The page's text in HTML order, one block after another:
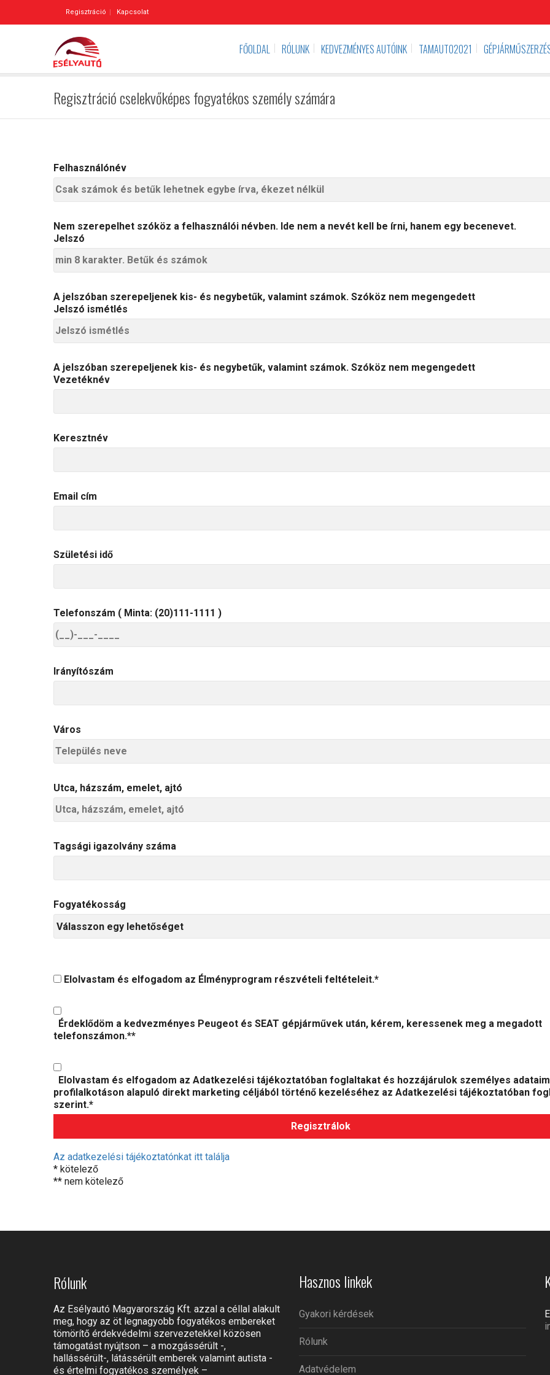
Regisztráció Kapcsolat
FŐOLDAL RÓLUNK KEDVEZMÉNYES AUTÓINK TAMAUTO2021
Regisztráció cselekvőképes fogyatékos személy számára
Felhasználónév
Nem szerepelhet szóköz a felhasználói névben. Ide nem a nevét kell be írni, hanem egy becenevet.
Jelszó
A jelszóban szerepeljenek kis- és negybetűk, valamint számok. Szóköz nem megengedett
Jelszó ismétlés
A jelszóban szerepeljenek kis- és negybetűk, valamint számok. Szóköz nem megengedett
Vezetéknév
Keresztnév
Email cím
Születési idő
Telefonszám ( Minta: (20)111-1111 )
Irányítószám
Város
Utca, házszám, emelet, ajtó
Tagsági igazolvány száma
Fogyatékosság
Elolvastam és elfogadom az Élményprogram részvételi feltételeit.*
Érdeklődöm a kedvezményes Peugeot és SEAT gépjárművek után, kérem, keressenek meg a megadott
telefonszámon.**
Elolvastam és elfogadom az Adatkezelési tájékoztatóban foglaltakat és hozzájárulok személyes adataim
profilalkotáson alapuló direkt marketing céljából történő kezeléséhez az Adatkezelési tájékoztatóban
szerint.*
Az adatkezelési tájékoztatónkat itt találja
* kötelező
** nem kötelező
Rólunk
Az Esélyautó Magyarország Kft. azzal a céllal alakult
meg, hogy az öt legnagyobb fogyatékos embereket
tömörítő érdekvédelmi szervezetekkel közösen
támogatást nyújtson – a mozgássérült -,
hallássérült-, látássérült emberek valamint autista -
és értelmi fogyatékos személyek –
Hasznos linkek
Gyakori kérdések
Rólunk
Adatvédelem